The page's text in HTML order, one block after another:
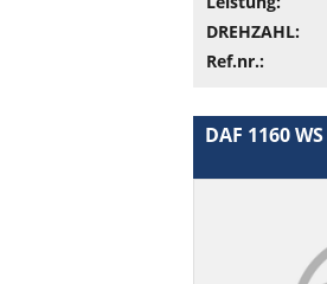
DREHZAHL:
Ref.nr.:
DAF 1160